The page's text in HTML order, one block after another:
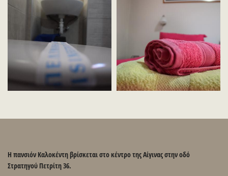
Η πανσιόν Καλοκέντη βρίσκεται στο κέντρο της Αίγινας στην οδό
Στρατηγού Πετρίτη 36.